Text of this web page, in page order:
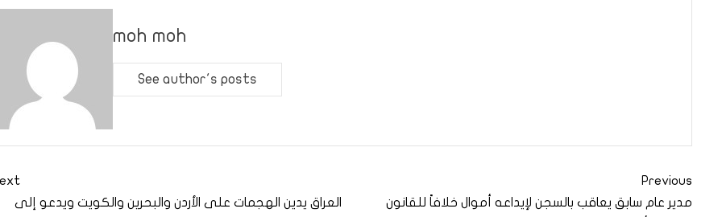
moh moh
See author's posts
Previous
مدير عام سابق يعاقب بالسجن لإيداعه أموال خلافاً للقانون
العراق يدين الهجمات على الأردن والبحرين والكويت ويدعو إلى